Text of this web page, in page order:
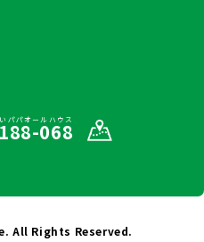
パパオールハウス
068
All Rights Reserved.